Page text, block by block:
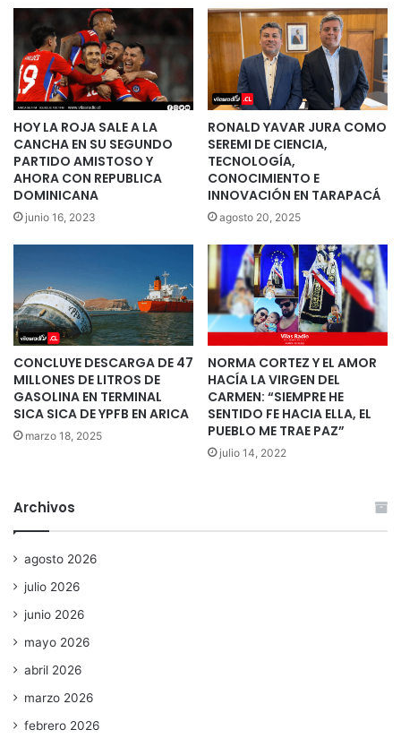
HOY LA ROJA SALE A LA
CANCHA EN SU SEGUNDO
PARTIDO AMISTOSO Y
AHORA CON REPUBLICA
DOMINICANA
junio 16, 2023
RONALD YAVAR JURA COMO
SEREMI DE CIENCIA,
TECNOLOGÍA,
CONOCIMIENTO E
INNOVACIÓN EN TARAPACÁ
agosto 20, 2025
CONCLUYE DESCARGA DE 47
MILLONES DE LITROS DE
GASOLINA EN TERMINAL
SICA SICA DE YPFB EN ARICA
marzo 18, 2025
NORMA CORTEZ Y EL AMOR
HACÍA LA VIRGEN DEL
CARMEN: “SIEMPRE HE
SENTIDO FE HACIA ELLA, EL
PUEBLO ME TRAE PAZ”
julio 14, 2022
Archivos
agosto 2026
julio 2026
junio 2026
mayo 2026
abril 2026
marzo 2026
febrero 2026